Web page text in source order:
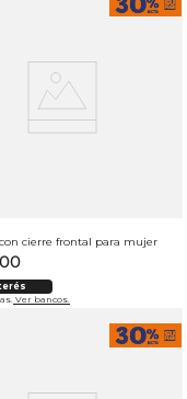
cierre frontal para mujer
Ver bancos.